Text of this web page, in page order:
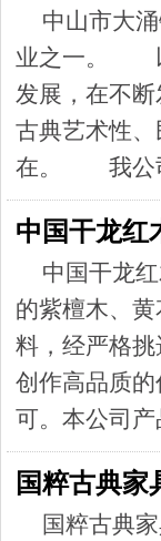
中山市大
业之一。 以
发展，在不
古典艺术性
在。 我公
中国干龙红
中国干龙
的紫檀木、
料，经严格
创作高品质
可。本公司
国粹古典家
国粹古典